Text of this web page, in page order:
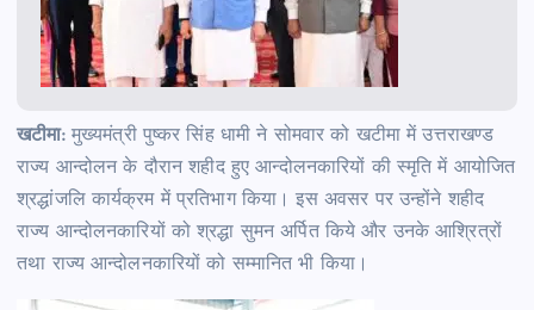
खटीमा:मुख्यमंत्री पुष्कर सिंह धामी ने सोमवार को खटीमा में उत्तराखण्ड
राज्य आन्दोलन के दौरान शहीद हुए आन्दोलनकारियों की स्मृति में आयोजित
श्रद्धांजलि कार्यक्रम में प्रतिभाग किया। इस अवसर पर उन्होंने शहीद
राज्य आन्दोलनकारियों को श्रद्धा सुमन अर्पित किये और उनके आश्रित्रों
तथा राज्य आन्दोलनकारियों को सम्मानित भी किया।